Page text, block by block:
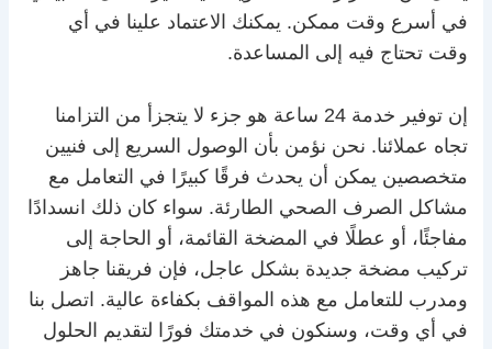
في أسرع وقت ممكن. يمكنك الاعتماد علينا في أي
وقت تحتاج فيه إلى المساعدة.
إن توفير خدمة 24 ساعة هو جزء لا يتجزأ من التزامنا
تجاه عملائنا. نحن نؤمن بأن الوصول السريع إلى فنيين
متخصصين يمكن أن يحدث فرقًا كبيرًا في التعامل مع
مشاكل الصرف الصحي الطارئة. سواء كان ذلك انسدادًا
مفاجئًا، أو عطلًا في المضخة القائمة، أو الحاجة إلى
تركيب مضخة جديدة بشكل عاجل، فإن فريقنا جاهز
ومدرب للتعامل مع هذه المواقف بكفاءة عالية. اتصل بنا
في أي وقت، وسنكون في خدمتك فورًا لتقديم الحلول